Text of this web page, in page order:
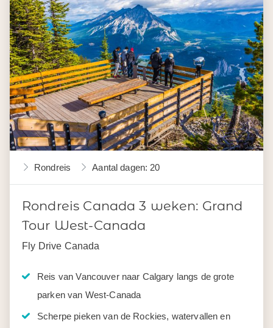
Rondreis Aantal dagen: 20
Rondreis Canada 3 weken: Grand
Tour West-Canada
Fly Drive Canada
Reis van Vancouver naar Calgary langs de grote
parken van West-Canada
Scherpe pieken van de Rockies, watervallen en